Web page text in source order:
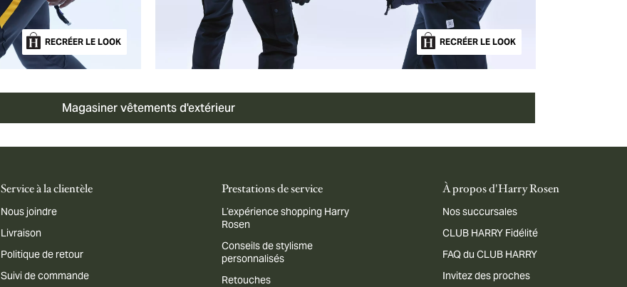
RECRÉER LE LOOK RECRÉER LE LOOK
Magasiner vêtements d'extérieur
Service à la clientèle
Nous joindre
Livraison
Politique de retour
Suivi de commande
Prestations de service
L’expérience shopping Harry
Rosen
Conseils de stylisme
personnalisés
Retouches
À propos d'Harry Rosen
Nos succursales
CLUB HARRY Fidélité
FAQ du CLUB HARRY
Invitez des proches